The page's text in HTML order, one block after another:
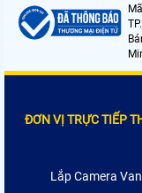
ĐƠN VỊ TRỰC TIẾP
Lắp Camera